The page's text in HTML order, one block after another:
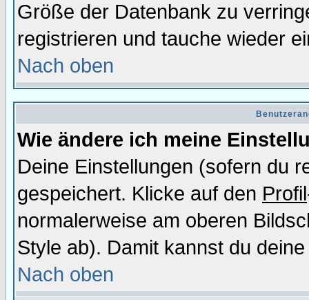
Größe der Datenbank zu
registrieren und tauche wieder
Nach oben
Wie ändere ich meine
Deine Einstellungen (sofern du
gespeichert. Klicke auf den Profil
normalerweise am oberen
Style ab). Damit kannst du
Nach oben